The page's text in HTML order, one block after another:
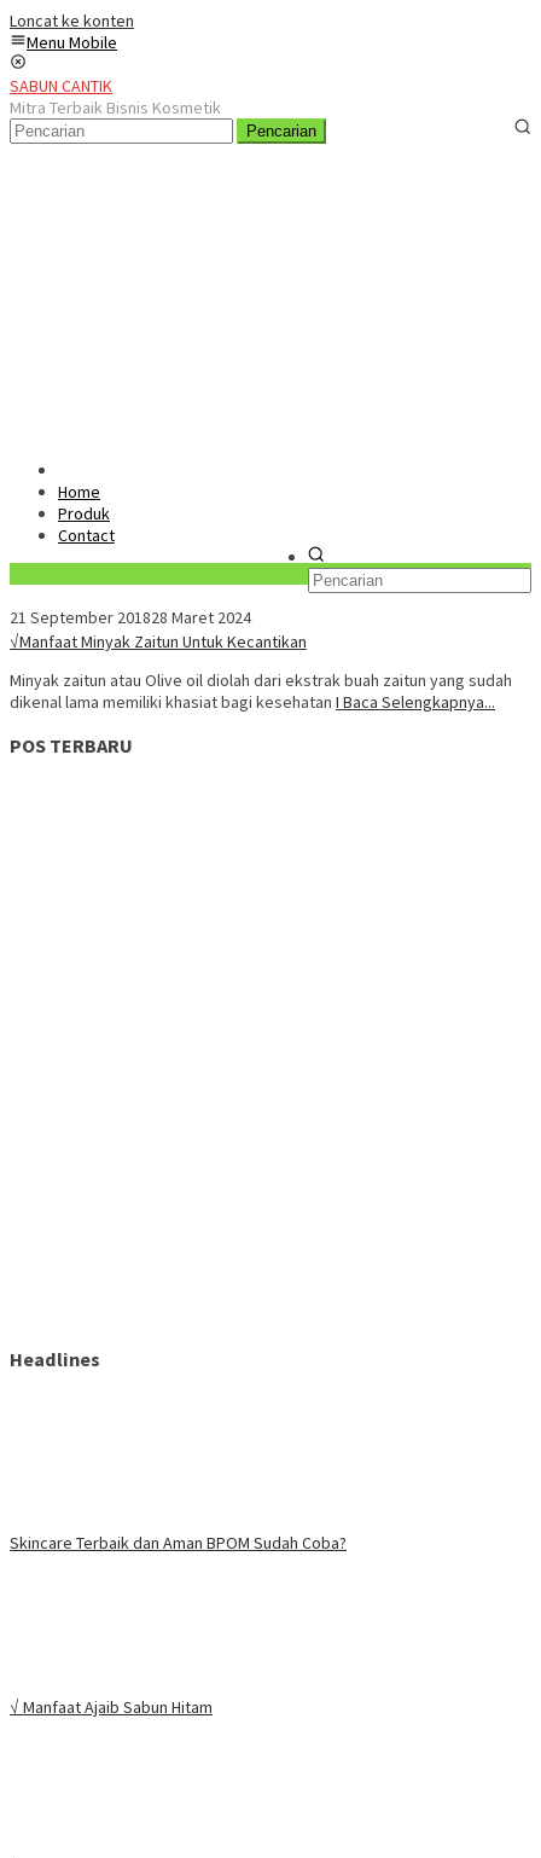
Loncat ke konten
Menu Mobile
SABUN CANTIK
Mitra Terbaik Bisnis Kosmetik
Pencarian
Home
Produk
Contact
21 September 201828 Maret 2024
√Manfaat Minyak Zaitun Untuk Kecantikan
Minyak zaitun atau Olive oil diolah dari ekstrak buah zaitun yang sudah
dikenal lama memiliki khasiat bagi kesehatan I Baca Selengkapnya...
POS TERBARU
Headlines
Skincare Terbaik dan Aman BPOM Sudah Coba?
√ Manfaat Ajaib Sabun Hitam